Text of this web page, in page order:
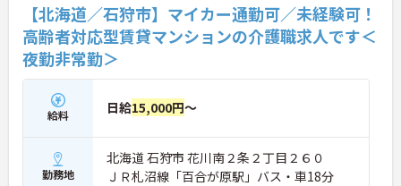
【北海道／石狩市】マイカー通勤可／未経験可！
高齢者対応型賃貸マンションの介護職求人です＜
夜勤非常勤＞
給料 日給15,000円～
勤務地
北海道 石狩市 花川南２条２丁目２６０
ＪＲ札沼線「百合が原駅」バス・車18分